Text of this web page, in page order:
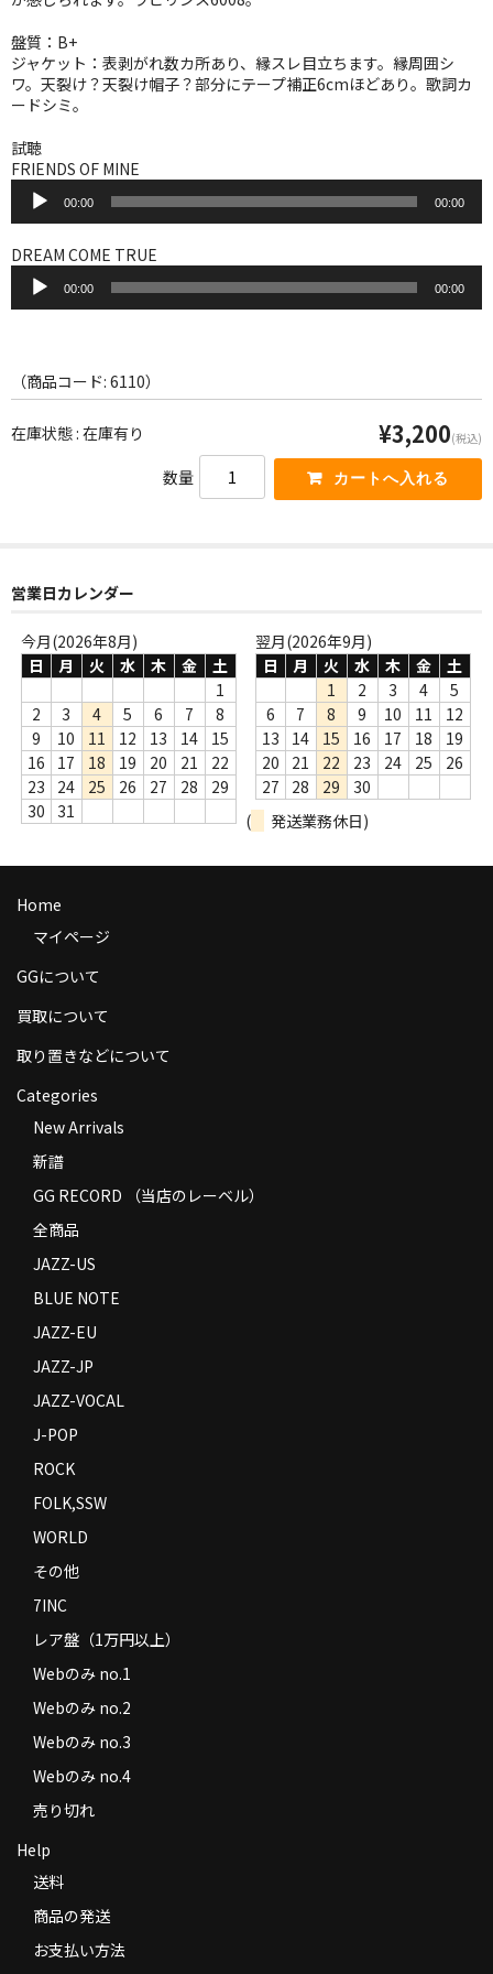
WORLD
その他
7INC
Webのみ no.3
売り切れ
Help
返品
コンディション
Privacy Policy
特定商取引法に基づく表示
Contact
盤質：B+
ジャケット：表剥がれ数カ所あり、縁スレ目立ちます。縁周囲シ
ワ。天裂け？天裂け帽子？部分にテープ補正6cmほどあり。歌詞カ
ードシミ。
試聴
FRIENDS OF MINE
プ
レ
ー
ー
00:00 00:00
DREAM COME TRUE
プ
ヤ
ー
00:00 00:00
（商品コード: 6110）
在庫状態 : 在庫有り ¥3,200(税込)
数量
営業日カレンダー
今月(2026年8月)
日
月 火 水 木 金
土
1
2
3 4 5 6 7
8
9
10 11 12 13 14
15
16
17 18 19 20 21
22
23
24 25 26 27 28
29
30
31
翌月(2026年9月)
日
月 火 水 木 金
土
1
2 3 4
5
6
7 8 9 10 11
12
13
14 15 16 17 18
19
20
21 22 23 24 25
26
27
28 29
30
(
発送業務休日)
Home
マイページ
GGについて
買取について
取り置きなどについて
Categories
New Arrivals
新譜
GG RECORD （当店のレーベル）
全商品
JAZZ-US
BLUE NOTE
JAZZ-EU
JAZZ-JP
JAZZ-VOCAL
J-POP
ROCK
FOLK,SSW
WORLD
その他
7INC
レア盤（1万円以上）
Webのみ no.1
Webのみ no.2
Webのみ no.3
Webのみ no.4
売り切れ
Help
送料
商品の発送
お支払い方法